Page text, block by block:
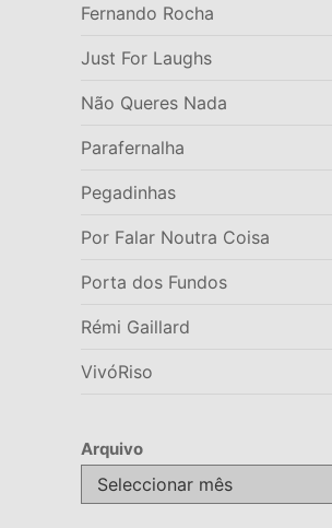
Fernando Rocha
Just For Laughs
Não Queres Nada
Parafernalha
Pegadinhas
Por Falar Noutra Coisa
Porta dos Fundos
Rémi Gaillard
VivóRiso
Arquivo
Arquivo